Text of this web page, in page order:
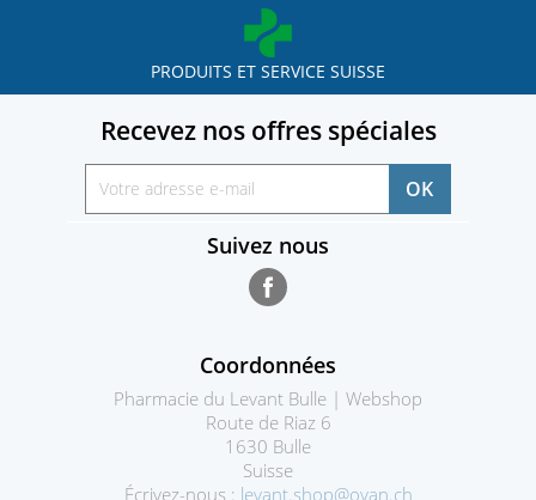
PRODUITS ET SERVICE SUISSE
Recevez nos offres spéciales
Suivez nous
Coordonnées
Pharmacie du Levant Bulle | Webshop
Route de Riaz 6
1630 Bulle
Suisse
Écrivez-nous : levant.shop@ovan.ch